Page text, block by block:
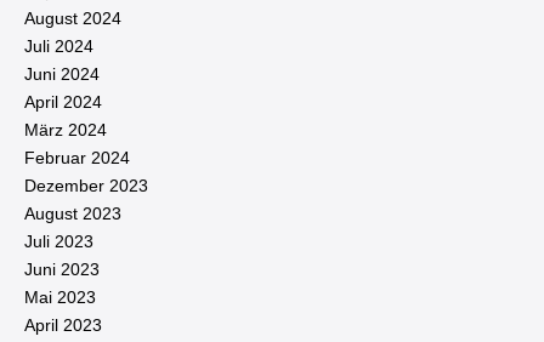
August 2024
Juli 2024
Juni 2024
April 2024
März 2024
Februar 2024
Dezember 2023
August 2023
Juli 2023
Juni 2023
Mai 2023
April 2023